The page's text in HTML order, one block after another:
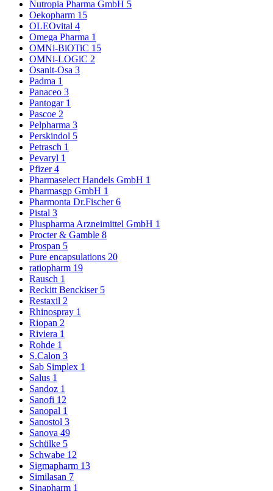
Nutropia Pharma GmbH 5
Oekopharm 15
OLEOvital 4
Omega Pharma 1
OMNi-BiOTiC 15
OMNi-LOGiC 2
Osanit-Osa 3
Padma 1
Panaceo 3
Pantogar 1
Pascoe 2
Pelpharma 3
Perskindol 5
Petrasch 1
Pevaryl 1
Pfizer4
Pharmaselect Handels GmbH 1
Pharmasgp GmbH 1
Pharmonta Dr.Fischer6
Pistal 3
Pluspharma Arzneimittel GmbH 1
Procter & Gamble 8
Prospan 5
Pure encapsulations 20
ratiopharm 19
Rausch 1
Reckitt Benckiser 5
Restaxil 2
Rhinospray 1
Riopan 2
Riviera 1
Rohde 1
S.Calon 3
Sab Simplex 1
Salus 1
Sandoz 1
Sanofi 12
Sanopal 1
Sanostol 3
Sanova 49
Schülke 5
Schwabe 12
Sigmapharm 13
Similasan 7
Sinapharm 1